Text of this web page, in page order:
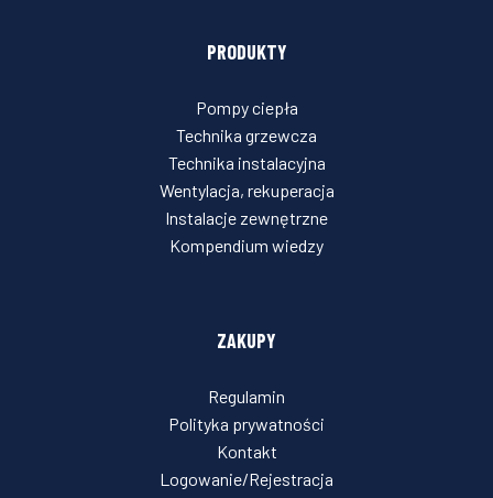
PRODUKTY
Pompy ciepła
Technika grzewcza
Technika instalacyjna
Wentylacja, rekuperacja
Instalacje zewnętrzne
Kompendium wiedzy
ZAKUPY
Regulamin
Polityka prywatności
Kontakt
Logowanie/Rejestracja